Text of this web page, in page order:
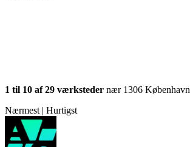
1 til 10 af 29 værksteder nær 1306 København
Nærmest | Hurtigst